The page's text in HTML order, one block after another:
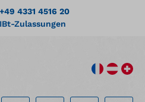
+49 4331 4516 20
Zulassungen